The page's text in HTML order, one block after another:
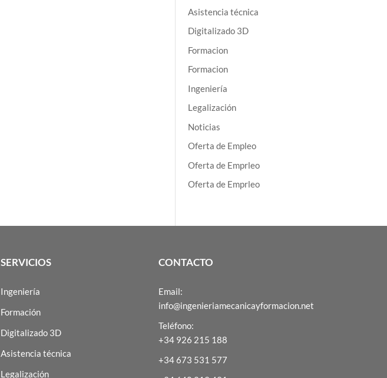
Asistencia técnica
Digitalizado 3D
Formacion
Formacion
Ingeniería
Legalización
Noticias
Oferta de Empleo
Oferta de Emprleo
Oferta de Emprleo
SERVICIOS
Ingeniería
Formación
Digitalizado 3D
Asistencia técnica
Legalización
CONTACTO
Email:
info@ingenieriamecanicayformacion.net
Teléfono:
+34 926 215 188
+34 673 531 577